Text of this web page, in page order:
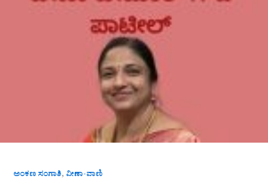
ಅಂಕಣ ಸಂಗಾತಿ, ವೀಣಾ-ವಾಣಿ